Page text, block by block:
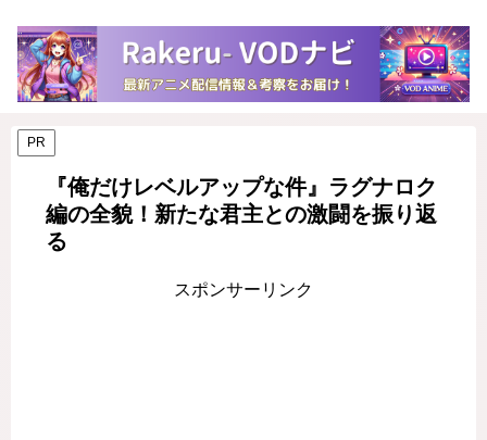
PR
『俺だけレベルアップな件』ラグナロク
編の全貌！新たな君主との激闘を振り返
る
スポンサーリンク